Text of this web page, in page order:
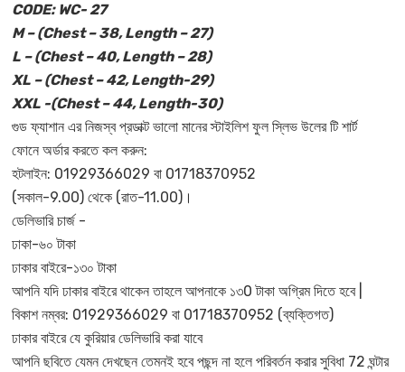
CODE: WC- 27
M – (Chest – 38, Length – 27)
L – (Chest – 40, Length – 28)
XL – (Chest – 42, Length-29)
XXL -(Chest – 44, Length-30)
গুড ফ্যাশান এর নিজস্ব প্রডাক্ট ভালো মানের স্টাইলিশ ফুল স্লিভ উলের টি শার্ট
ফোনে অর্ডার করতে কল করুন:
হটলাইন: 01929366029 বা 01718370952
(সকাল-9.00) থেকে (রাত-11.00)।
ডেলিভারি চার্জ -
ঢাকা-৬০ টাকা
ঢাকার বাইরে-১৩০ টাকা
আপনি যদি ঢাকার বাইরে থাকেন তাহলে আপনাকে ১৩0 টাকা অগ্রিম দিতে হবে |
বিকাশ নম্বর: 01929366029 বা 01718370952 (ব্যক্তিগত)
ঢাকার বাইরে যে কুরিয়ার ডেলিভারি করা যাবে
আপনি ছবিতে যেমন দেখছেন তেমনই হবে পছন্দ না হলে পরিবর্তন করার সুবিধা 72 ঘন্টার